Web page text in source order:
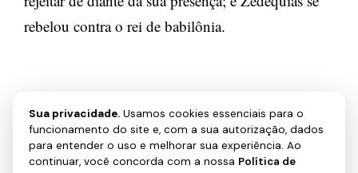
rebelou contra o rei de babilônia.
← ANTERIOR
2 Reis 23
PRÓXIMO →
2 Reis 25
Sua privacidade. Usamos cookies essenciais para o
funcionamento do site e, com a sua autorização, dados
para entender o uso e melhorar sua experiência. Ao
continuar, você concorda com a nossa Política de